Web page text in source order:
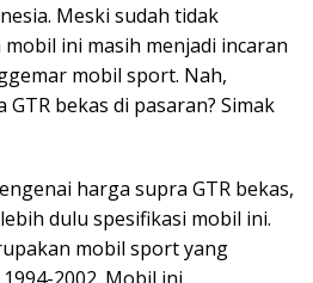
Meski sudah tidak
ini masih menjadi incaran
mobil sport. Nah,
bekas di pasaran? Simak
harga supra GTR bekas,
dulu spesifikasi mobil ini.
mobil sport yang
2002. Mobil ini